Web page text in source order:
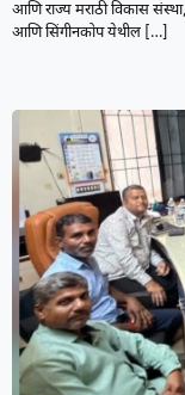
आणि राज्य मराठी विकास
आणि सिंगीनकोप येथील […]